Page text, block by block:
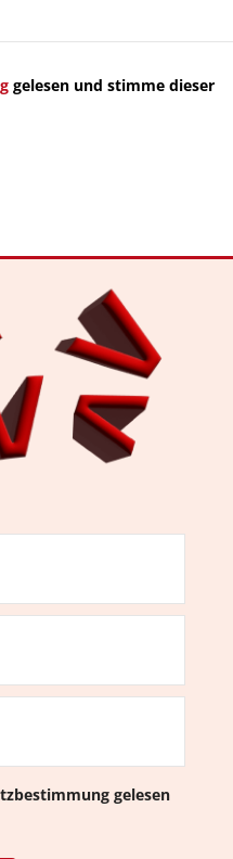
gelesen und stimme dieser
gelesen